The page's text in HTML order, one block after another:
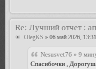
Re: Лучший отчет :
OlegKS » 06 май 2026, 13:31
Nesusvet76 » 9
Спасибочки ,